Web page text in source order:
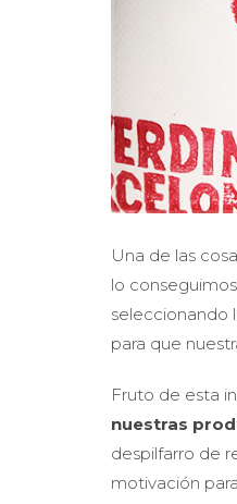
Una de las
lo
seleccionando
para que
Fruto de esta
nuestras
despilfarro de
motivación